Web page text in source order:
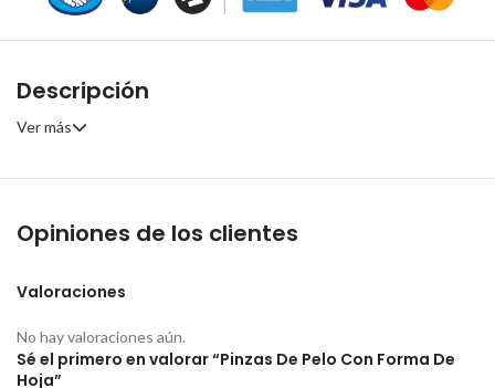
Descripción
Ver más
Opiniones de los clientes
Valoraciones
No hay valoraciones aún.
Sé el primero en valorar “Pinzas De Pelo Con Forma De
Hoja”